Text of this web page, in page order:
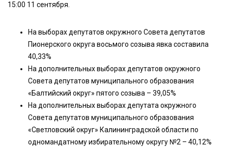
15:00 11 сентября.
На выборах депутатов окружного Совета депутатов
Пионерского округа восьмого созыва явка составила
40,33%
На дополнительных выборах депутатов окружного
Совета депутатов муниципального образования
«Балтийский округ» пятого созыва – 39,05%
На дополнительных выборах депутата окружного
Совета депутатов муниципального образования
«Светловский округ» Калининградской области по
одномандатному избирательному округу №2 – 40,12%